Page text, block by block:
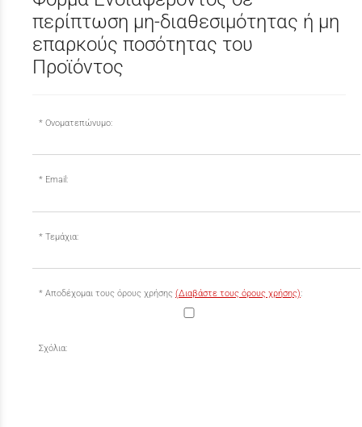
περίπτωση μη-διαθεσιμότητας ή μη
επαρκούς ποσότητας του
Προϊόντος
Ονοματεπώνυμο:
Email:
Τεμάχια:
Αποδέχομαι τους όρους χρήσης (Διαβάστε τους όρους χρήσης):
Σχόλια: